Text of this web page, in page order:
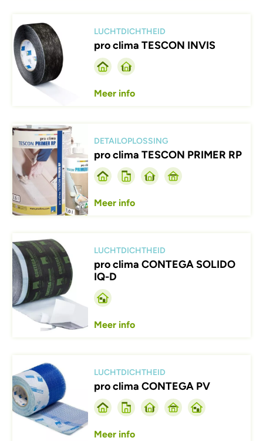
LUCHTDICHTHEID
pro clima TESCON INVIS
Meer info
Afbeelding
DETAILOPLOSSING
pro clima TESCON PRIMER RP
Meer info
Afbeelding
LUCHTDICHTHEID
pro clima CONTEGA SOLIDO
IQ-D
Meer info
Afbeelding
LUCHTDICHTHEID
pro clima CONTEGA PV
Meer info